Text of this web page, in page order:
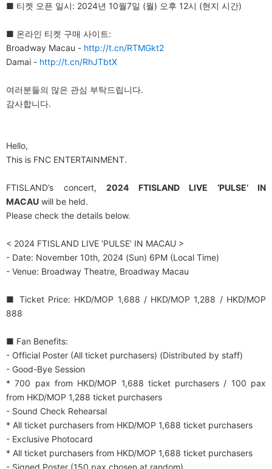
■ 티켓 오픈 일시: 2024년 10월7일 (월) 오후 12시 (현지 시간)
■ 온라인 티켓 구매 사이트:
Broadway Macau - http://t.cn/RTMGkt2
Damai - http://t.cn/RhJTbtX
여러분들의 많은 관심 부탁드립니다.
감사합니다.
Hello,
This is FNC ENTERTAINMENT.
FTISLAND’s concert, 2024 FTISLAND LIVE ‘PULSE’ IN
MACAU will be held.
Please check the details below.
< 2024 FTISLAND LIVE ‘PULSE’ IN MACAU >
- Date: November 10th, 2024 (Sun) 6PM (Local Time)
- Venue: Broadway Theatre, Broadway Macau
■ Ticket Price: HKD/MOP 1,688 / HKD/MOP 1,288 / HKD/MOP
888
■ Fan Benefits:
- Official Poster (All ticket purchasers) (Distributed by staff)
- Good-Bye Session
* 700 pax from HKD/MOP 1,688 ticket purchasers / 100 pax
from HKD/MOP 1,288 ticket purchasers
- Sound Check Rehearsal
* All ticket purchasers from HKD/MOP 1,688 ticket purchasers
- Exclusive Photocard
* All ticket purchasers from HKD/MOP 1,688 ticket purchasers